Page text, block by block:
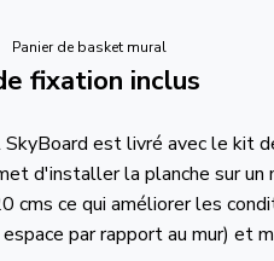
fixation inclus
SkyBoard est livré avec le kit
d'installer la planche sur un
cms ce qui améliorer les
par rapport au mur) et